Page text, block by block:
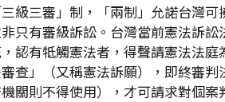
級三審」制，「兩制」允諾台灣
只有審級訴訟。台灣當前憲法訴
認有牴觸憲法者，得聲請憲法法
查」（又稱憲法訴願），即終審
關則不得使用），才可請求對個案